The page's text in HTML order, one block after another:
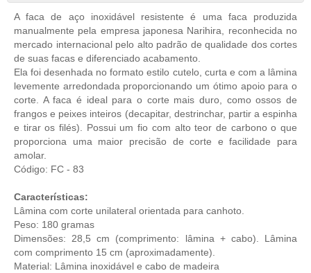
A faca de aço inoxidável resistente é uma faca produzida
manualmente pela empresa japonesa Narihira, reconhecida no
mercado internacional pelo alto padrão de qualidade dos cortes
de suas facas e diferenciado acabamento.
Ela foi desenhada no formato estilo cutelo, curta e com a lâmina
levemente arredondada proporcionando um ótimo apoio para o
corte. A faca é ideal para o corte mais duro, como ossos de
frangos e peixes inteiros (decapitar, destrinchar, partir a espinha
e tirar os filés). Possui um fio com alto teor de carbono o que
proporciona uma maior precisão de corte e facilidade para
amolar.
Código: FC - 83
Características:
Lâmina com corte unilateral orientada para canhoto.
Peso: 180 gramas
Dimensões: 28,5 cm (comprimento: lâmina + cabo). Lâmina
com comprimento 15 cm (aproximadamente).
Material: Lâmina inoxidável e cabo de madeira